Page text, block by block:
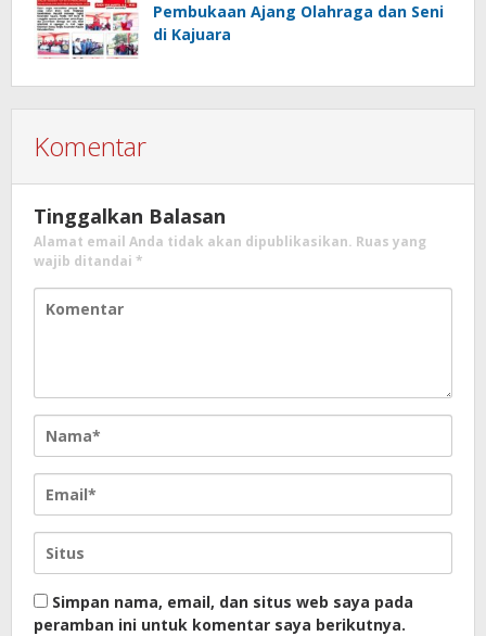
Pembukaan Ajang Olahraga dan Seni
di Kajuara
Komentar
Tinggalkan Balasan
Alamat email Anda tidak akan dipublikasikan. Ruas yang
wajib ditandai *
Simpan nama, email, dan situs web saya pada
peramban ini untuk komentar saya berikutnya.